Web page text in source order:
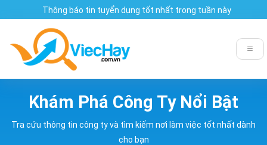
Thông báo tin tuyển dụng tốt nhất trong tuần này
Khám Phá Công Ty Nổi Bật
Tra cứu thông tin công ty và tìm kiếm nơi làm việc tốt nhất dành
cho bạn